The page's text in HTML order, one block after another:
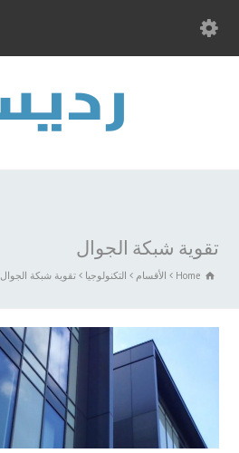
تقوية شبكة الجوال
Home الأقسام التكنولوجيا تقوية شبكة الجوال